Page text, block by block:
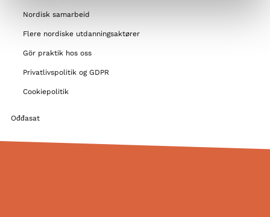
Nordisk samarbeid
Flere nordiske utdanningsaktører
Gör praktik hos oss
Privatlivspolitik og GDPR
Cookiepolitik
Ođđasat